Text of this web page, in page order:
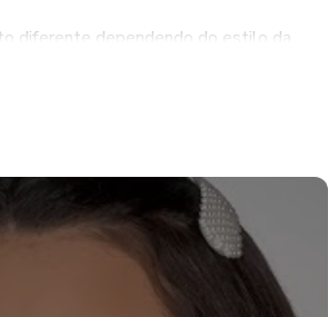
diferente dependendo do estilo da
para a base de uma maquiagem.